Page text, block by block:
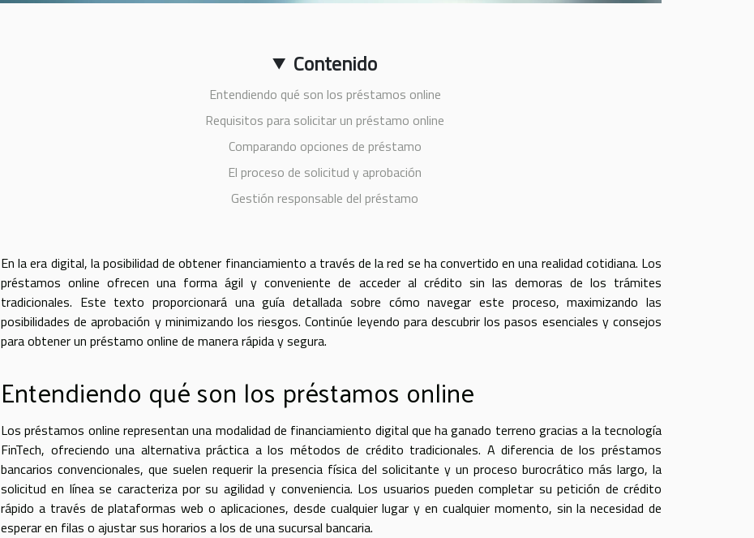
Contenido
Entendiendo qué son los préstamos online
Requisitos para solicitar un préstamo online
Comparando opciones de préstamo
El proceso de solicitud y aprobación
Gestión responsable del préstamo
En la era digital, la posibilidad de obtener financiamiento a través de la red se ha convertido en una realidad cotidiana. Los
préstamos online ofrecen una forma ágil y conveniente de acceder al crédito sin las demoras de los trámites
tradicionales. Este texto proporcionará una guía detallada sobre cómo navegar este proceso, maximizando las
posibilidades de aprobación y minimizando los riesgos. Continúe leyendo para descubrir los pasos esenciales y consejos
para obtener un préstamo online de manera rápida y segura.
Entendiendo qué son los préstamos online
Los préstamos online representan una modalidad de financiamiento digital que ha ganado terreno gracias a la tecnología
FinTech, ofreciendo una alternativa práctica a los métodos de crédito tradicionales. A diferencia de los préstamos
bancarios convencionales, que suelen requerir la presencia física del solicitante y un proceso burocrático más largo, la
solicitud en línea se caracteriza por su agilidad y conveniencia. Los usuarios pueden completar su petición de crédito
rápido a través de plataformas web o aplicaciones, desde cualquier lugar y en cualquier momento, sin la necesidad de
esperar en filas o ajustar sus horarios a los de una sucursal bancaria.